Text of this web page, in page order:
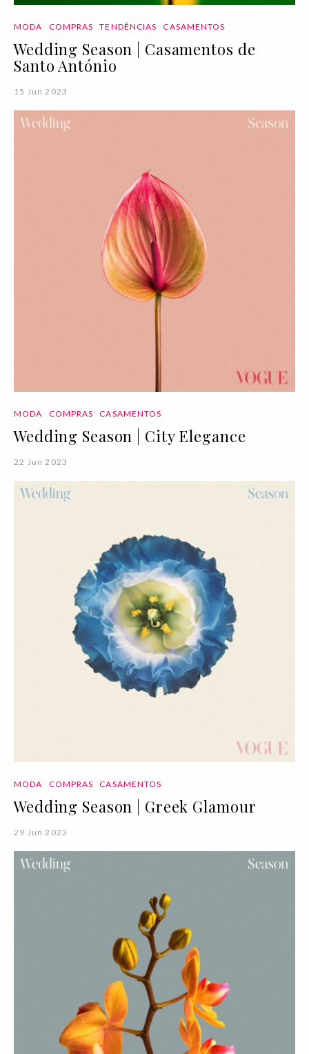
MODA COMPRAS TENDÊNCIAS CASAMENTOS
Wedding Season | Casamentos de
Santo António
15 Jun 2023
MODA COMPRAS CASAMENTOS
Wedding Season | City Elegance
22 Jun 2023
MODA COMPRAS CASAMENTOS
Wedding Season | Greek Glamour
29 Jun 2023